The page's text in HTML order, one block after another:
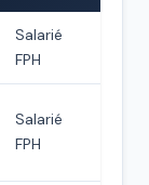
Salarié
FPH
Salarié
FPH